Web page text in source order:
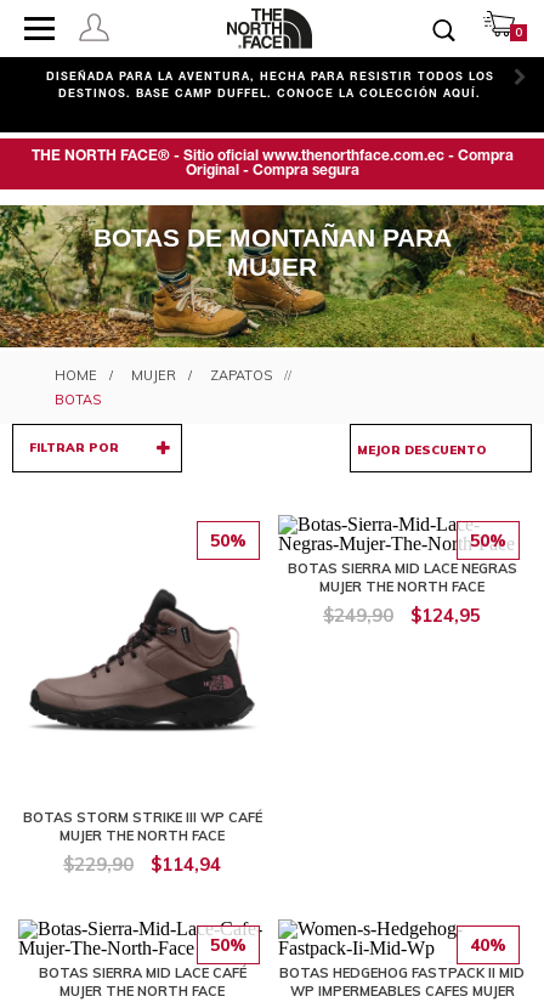
0
DISEÑADA PARA LA AVENTURA, HECHA PARA RESISTIR TODOS LOS
DESTINOS. BASE CAMP DUFFEL. CONOCE LA COLECCIÓN AQUÍ.
THE NORTH FACE® - Sitio oficial www.thenorthface.com.ec - Compra
Original - Compra segura
BOTAS DE MONTAÑAN PARA
MUJER
MUJER
ZAPATOS
BOTAS
FILTRAR POR
50%
BOTAS STORM STRIKE III WP CAFÉ
MUJER THE NORTH FACE
$229,90 $114,94
50%
BOTAS SIERRA MID LACE NEGRAS
MUJER THE NORTH FACE
$249,90 $124,95
50%
BOTAS SIERRA MID LACE CAFÉ
MUJER THE NORTH FACE
40%
BOTAS HEDGEHOG FASTPACK II MID
WP IMPERMEABLES CAFES MUJER